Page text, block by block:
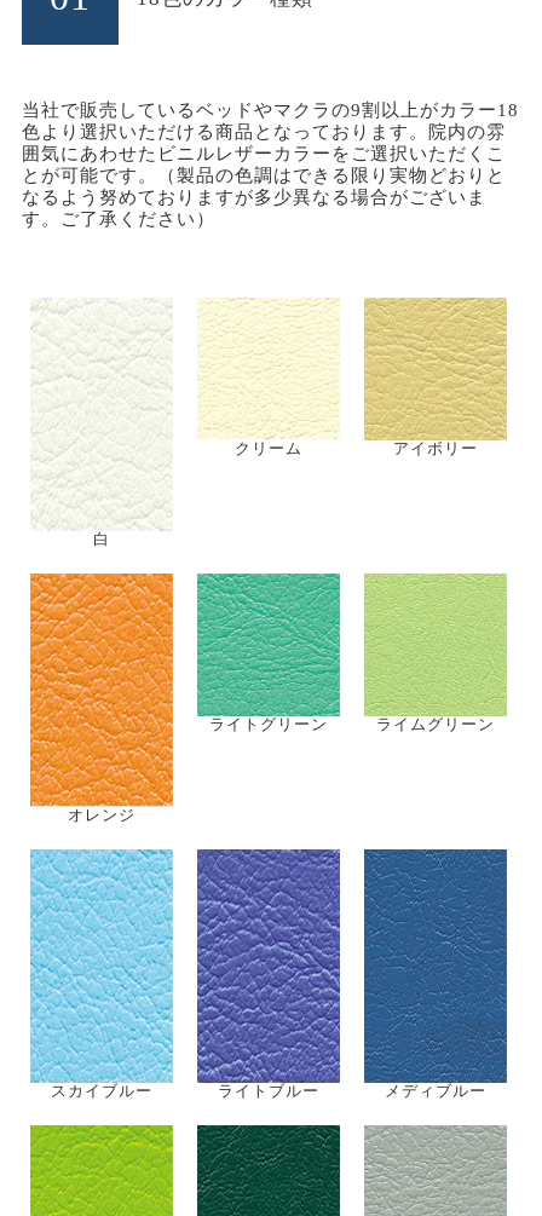
こだわり派の先生ご愛用されている長穴加工の商品で
す。商品により有孔長さは異なります。
患者様の身長や体格によって変える ポジション選びの
わずらわしさを解消 する商品です。
04
ビニールレザーについて
耐久性に優れた国産ビニールレザー
当社で取り扱っているマッサージベッドには高品質の国
産レザーを使用しております。
その特徴についてご紹介いたします。
01 18色のカラー種類
当社で販売しているベッドやマクラの9割以上がカラー18
色より選択いただける商品となっております。院内の雰
囲気にあわせたビニルレザーカラーをご選択いただくこ
とが可能です。（製品の色調はできる限り実物どおりと
す。ご了承ください）
白
クリーム アイボリー